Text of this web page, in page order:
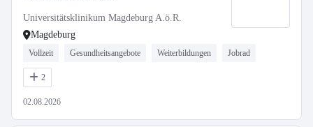
Universitätsklinikum Magdeburg A.ö.R.
Magdeburg
Vollzeit Gesundheitsangebote Weiterbildungen Jobrad
2
02.08.2026